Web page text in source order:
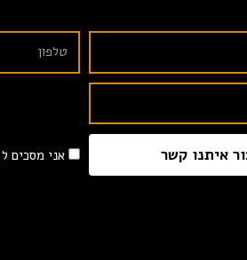
אני מסכים ל איתנו קשר